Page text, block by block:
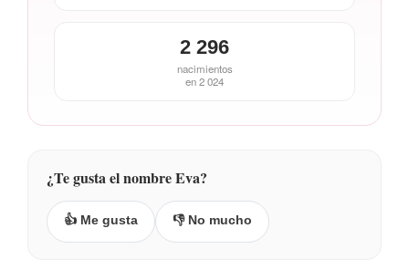
2 296
nacimientos
en 2 024
¿Te gusta el nombre Eva?
👍 Me gusta 👎 No mucho